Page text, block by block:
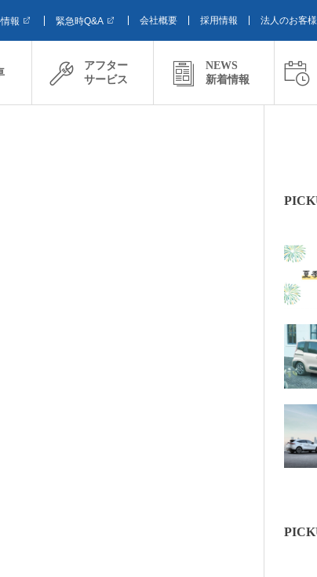
報 緊急時Q&A 会社概要 採用情報 法人のお客様
アフター
サービス
NEWS
新着情報